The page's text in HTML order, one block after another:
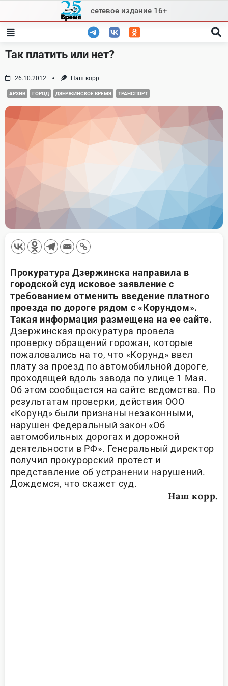
content
сетевое издание 16+
Так платить или нет?
26.10.2012 Наш корр.
АРХИВ ГОРОД ДЗЕРЖИНСКОЕ ВРЕМЯ ТРАНСПОРТ
Прокуратура Дзержинска направила в
городской суд исковое заявление с
требованием отменить введение платного
проезда по дороге рядом с «Корундом».
Такая информация размещена на ее сайте.
Дзержинская прокуратура провела
проверку обращений горожан, которые
пожаловались на то, что «Корунд» ввел
плату за проезд по автомобильной дороге,
проходящей вдоль завода по улице 1 Мая.
Об этом сообщается на сайте ведомства. По
результатам проверки, действия ООО
«Корунд» были признаны незаконными,
нарушен Федеральный закон «Об
автомобильных дорогах и дорожной
деятельности в РФ». Генеральный директор
получил прокурорский протест и
представление об устранении нарушений.
Дождемся, что скажет суд.
Наш корр.